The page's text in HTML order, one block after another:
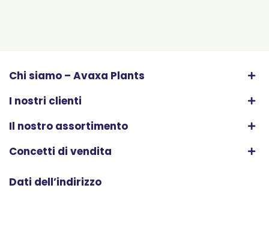
Chi siamo – Avaxa Plants
I nostri clienti
Il nostro assortimento
Concetti di vendita
Dati dell’indirizzo